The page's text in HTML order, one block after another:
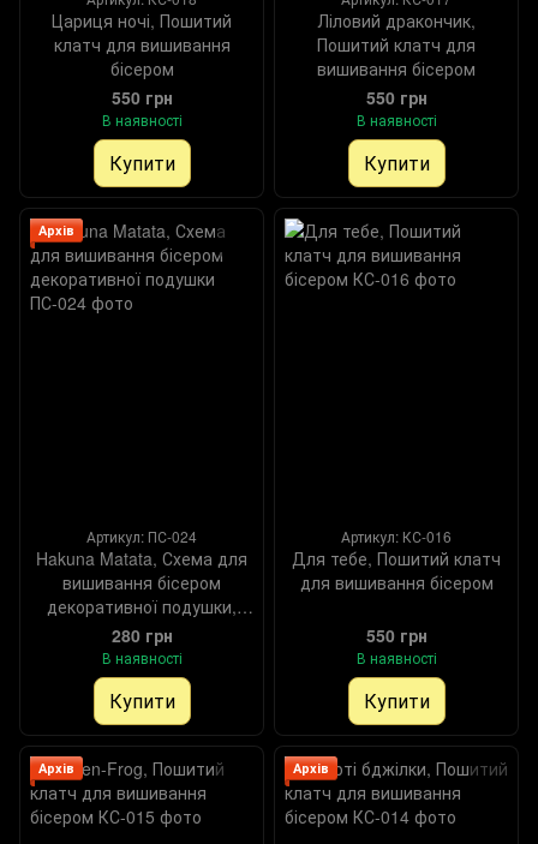
Цариця ночі, Пошитий
клатч для вишивання
бісером
550 грн
В наявності
Купити
Ліловий дракончик,
Пошитий клатч для
вишивання бісером
550 грн
В наявності
Купити
Архів
Артикул: ПС-024
Hakuna Matata, Схема для
вишивання бісером
декоративної подушки,
Схема
280 грн
В наявності
Купити
Артикул: КС-016
Для тебе, Пошитий клатч
для вишивання бісером
550 грн
В наявності
Купити
Архів Архів